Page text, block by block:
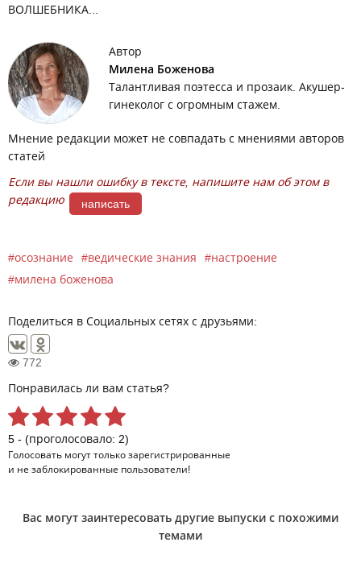
ВОЛШЕБНИКА...
Автор
Милена Боженова
Талантливая поэтесса и прозаик. Акушер-
гинеколог с огромным стажем.
Мнение редакции может не совпадать с мнениями авторов
статей
Если вы нашли ошибку в тексте, напишите нам об этом в
редакцию
написать
осознание ведические знания
настроение
милена боженова
Поделиться в Социальных сетях с друзьями:
772
Понравилась ли вам статья?
5 - (проголосовало: 2)
Голосовать могут только зарегистрированные
и не заблокированные пользователи!
Вас могут заинтересовать другие выпуски с похожими
темами